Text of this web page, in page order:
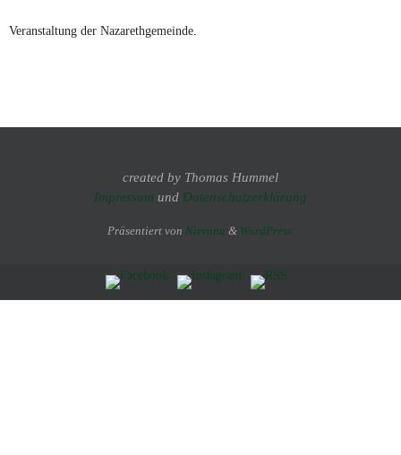
Veranstaltung der Nazarethgemeinde.
created by Thomas Hummel
Impressum und Datenschutzerklärung
Präsentiert von Nirvana & WordPress.